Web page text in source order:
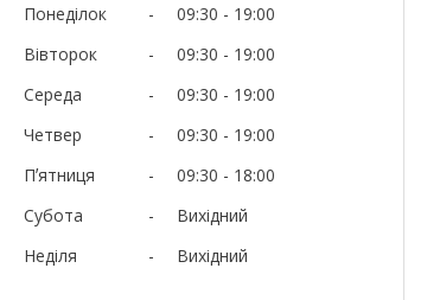
Понеділок 09:30
19:00
Вівторок
09:30
19:00
Середа
09:30
19:00
Четвер
09:30
19:00
Пʼятниця
09:30
18:00
Субота
Вихідний
Неділя
Вихідний